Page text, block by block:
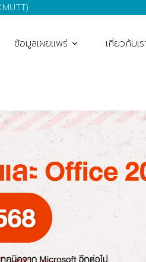
ข้อมูลเผยแพร่ เกี่ยวกับเร